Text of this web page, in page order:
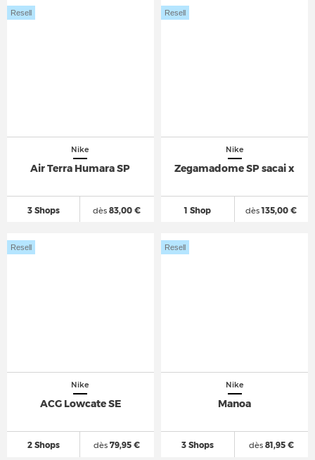
Nike
Air Terra Humara SP
3 Shops
Resell
dès 83,00 €
Nike
Zegamadome SP sacai x
1 Shop
Resell
dès135,00 €
Nike
ACG Lowcate SE
2 Shops
Resell
dès 79,95 €
Nike
Manoa
3 Shops
Resell
dès81,95 €